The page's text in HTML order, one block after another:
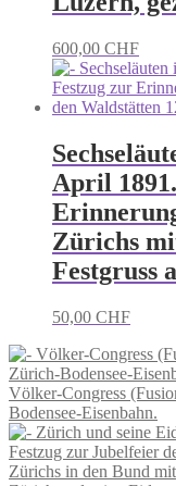
600,00 CHF
April
Zürichs
Festgruss
50,00 CHF
Völker-Congress
Bodensee-Eisenbahn.